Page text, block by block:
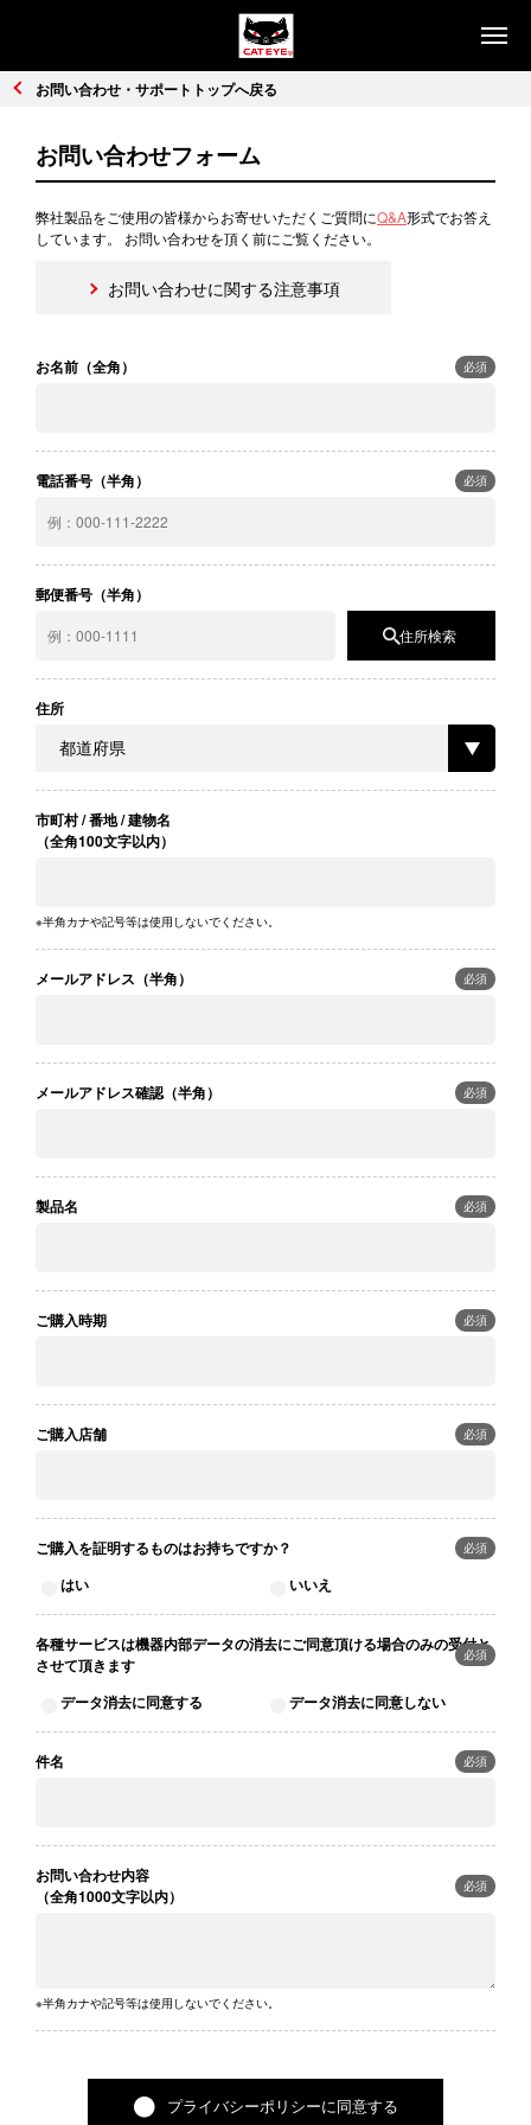
製品情報
コンピュータ サイクルアクセサリー
リフレクター 交通安全施設用品
コラム
お問い合わせ・サポート
お問い合わせ・サポート
限定モデル
キャットアイについて
CATEYE CHANNEL
メルマガ登録
新着情報
日本
International
お問い合わせ・サポートトップへ戻る
お問い合わせフォーム
弊社製品をご使用の皆様からお寄せいただくご質問にQ&A形式でお答え
しています。 お問い合わせを頂く前にご覧ください。
お問い合わせに関する注意事項
お名前（全角） 必須
電話番号（半角） 必須
郵便番号（半角）
住所
市町村 / 番地 / 建物名
（全角100文字以内）
※半角カナや記号等は使用しないでください。
メールアドレス（半角） 必須
メールアドレス確認（半角） 必須
製品名 必須
ご購入時期 必須
ご購入店舗 必須
ご購入を証明するものはお持ちですか？ 必須
はい いいえ
各種サービスは機器内部データの消去にご同意頂ける場合のみの受付と
させて頂きます
必須
データ消去に同意する データ消去に同意しない
件名 必須
お問い合わせ内容
（全角1000文字以内）
必須
※半角カナや記号等は使用しないでください。
プライバシーポリシーに同意する